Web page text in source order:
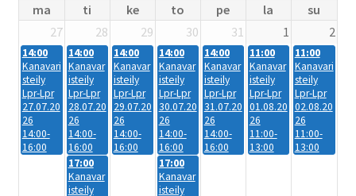
ma ti ke to pe la
su
27
28 29 30 31 1 2
14:00
Kanavari
steily
Lpr-Lpr
27.07.20
26
14:00-
16:00
14:00
Kanavar
isteily
Lpr-Lpr
28.07.20
26
14:00-
16:00
14:00
Kanavar
isteily
Lpr-Lpr
29.07.20
26
14:00-
16:00
14:00
Kanavar
isteily
Lpr-Lpr
30.07.20
26
14:00-
16:00
14:00
Kanavar
isteily
Lpr-Lpr
31.07.20
26
14:00-
16:00
11:00
Kanavar
isteily
Lpr-Lpr
01.08.20
26
11:00-
13:00
11:00
Kanavari
steily
Lpr-Lpr
02.08.20
26
11:00-
13:00
17:00
Kanavar
isteily
17:00
Kanavar
isteily